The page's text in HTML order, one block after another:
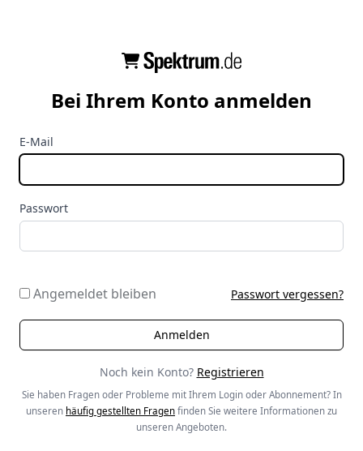
Bei Ihrem Konto anmelden
E-Mail
Passwort
Angemeldet bleiben Passwort vergessen?
Noch kein Konto? Registrieren
Sie haben Fragen oder Probleme mit Ihrem Login oder Abonnement? In
unseren häufig gestellten Fragen finden Sie weitere Informationen zu
unseren Angeboten.